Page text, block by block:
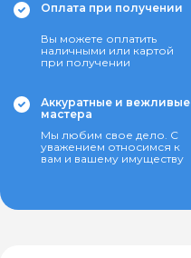
Оплата при получении
Вы можете оплатить
наличными или картой
при получении
Аккуратные и вежливые
мастера
Мы любим свое дело. С
уважением относимся к
вам и вашему имуществу